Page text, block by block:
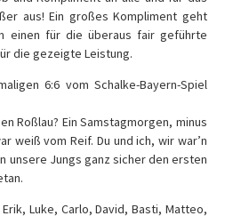
aus! Ein großes Kompliment geht
einen für die überaus fair geführte
die gezeigte Leistung.
6:6 vom Schalke-Bayern-Spiel
Roßlau? Ein Samstagmorgen, minus
weiß vom Reif. Du und ich, wir war’n
unsere Jungs ganz sicher den ersten
Luke, Carlo, David, Basti, Matteo,